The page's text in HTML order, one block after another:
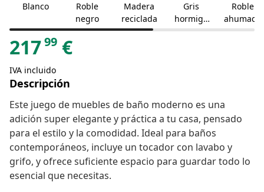
Blanco
Roble
negro
Madera
reciclada
Gris
hormigó
n
Roble
ahumado
21799 €
IVA incluido
Descripción
Este juego de muebles de baño moderno es una
adición super elegante y práctica a tu casa, pensado
para el estilo y la comodidad. Ideal para baños
contemporáneos, incluye un tocador con lavabo y
grifo, y ofrece suficiente espacio para guardar todo lo
esencial que necesitas.